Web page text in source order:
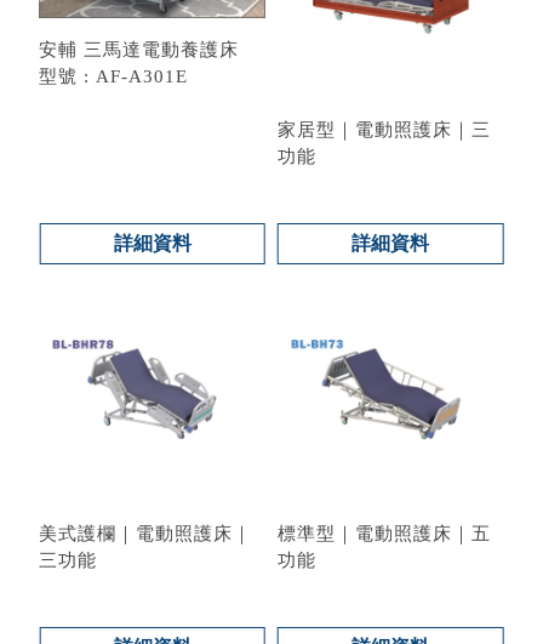
安輔 三馬達電動養護床
型號 : AF-A301E
詳細資料
家居型｜電動照護床｜三
功能
詳細資料
美式護欄｜電動照護床｜
三功能
標準型｜電動照護床｜五
功能